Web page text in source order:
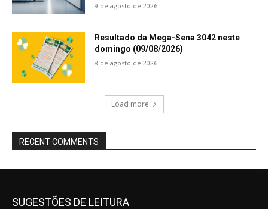
9 de agosto de 2026
Resultado da Mega-Sena 3042 neste
domingo (09/08/2026)
8 de agosto de 2026
Load more
RECENT COMMENTS
SUGESTÕES DE LEITURA